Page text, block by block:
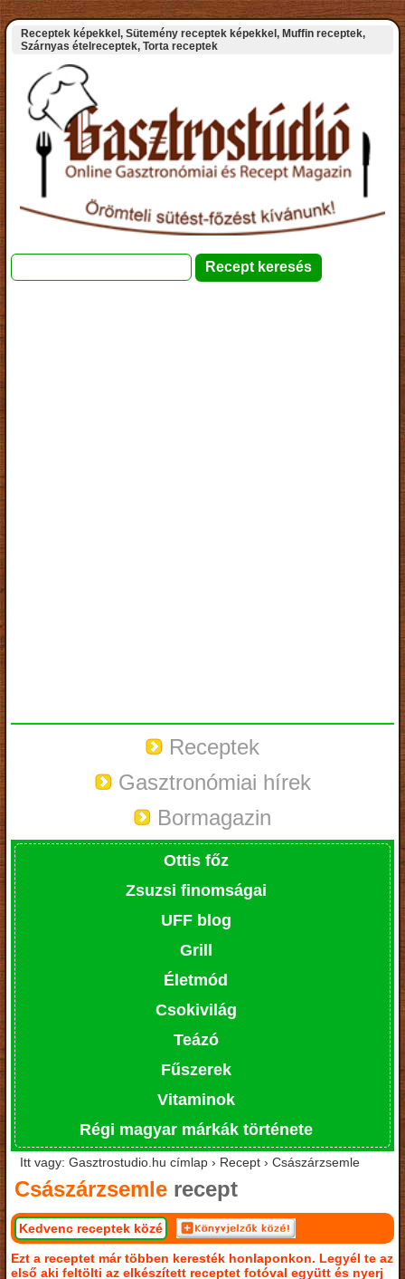
Receptek képekkel, Sütemény receptek képekkel, Muffin receptek,
Szárnyas ételreceptek, Torta receptek
Receptek
Gasztronómiai hírek
Bormagazin
Ottis főz
Zsuzsi finomságai
UFF blog
Grill
Életmód
Csokivilág
Teázó
Fűszerek
Vitaminok
Régi magyar márkák története
Itt vagy: Gasztrostudio.hu címlap › Recept › Császárzsemle
Császárzsemle recept
Kedvenc receptek közé
Ezt a receptet már többen keresték honlaponkon. Legyél te az
első aki feltölti az elkészített receptet fotóval együtt és nyerj